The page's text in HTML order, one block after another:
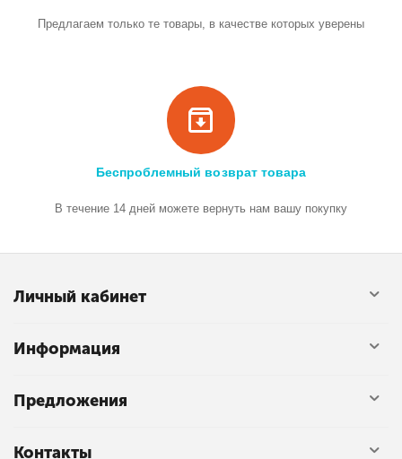
Предлагаем только те товары, в качестве которых уверены
Беспроблемный возврат товара
В течение 14 дней можете вернуть нам вашу покупку
Личный кабинет
Информация
Предложения
Контакты